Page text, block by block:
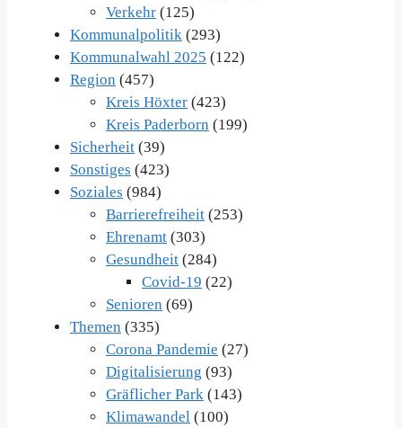
Verkehr (125)
Kommunalpolitik (293)
Kommunalwahl 2025 (122)
Region (457)
Kreis Höxter (423)
Kreis Paderborn (199)
Sicherheit (39)
Sonstiges (423)
Soziales (984)
Barrierefreiheit (253)
Ehrenamt (303)
Gesundheit (284)
Covid-19 (22)
Senioren (69)
Themen (335)
Corona Pandemie (27)
Digitalisierung (93)
Gräflicher Park (143)
Klimawandel (100)